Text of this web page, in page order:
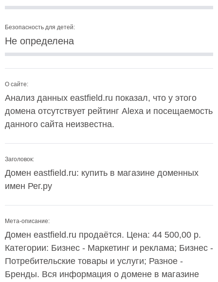
Безопасность для детей:
Не определена
О сайте:
Анализ данных eastfield.ru показал, что у этого
домена отсутствует рейтинг Alexa и посещаемость
данного сайта неизвестна.
Заголовок:
Домен eastfield.ru: купить в магазине доменных
имен Рег.ру
Мета-описание:
Домен eastfield.ru продаётся. Цена: 44 500,00 р.
Категории: Бизнес - Маркетинг и реклама; Бизнес -
Потребительские товары и услуги; Разное -
Бренды. Вся информация о домене в магазине